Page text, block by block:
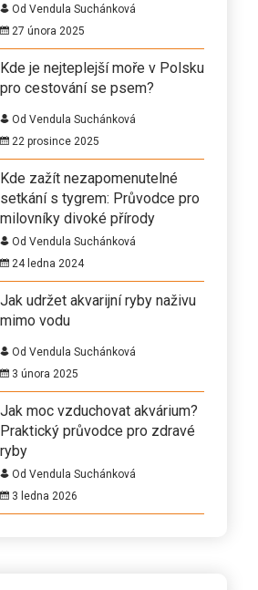
Od Vendula Suchánková
27 února 2025
Kde je nejteplejší moře v Polsku
pro cestování se psem?
Od Vendula Suchánková
22 prosince 2025
Kde zažít nezapomenutelné
setkání s tygrem: Průvodce pro
milovníky divoké přírody
Od Vendula Suchánková
24 ledna 2024
Jak udržet akvarijní ryby naživu
mimo vodu
Od Vendula Suchánková
3 února 2025
Jak moc vzduchovat akvárium?
Praktický průvodce pro zdravé
ryby
Od Vendula Suchánková
3 ledna 2026